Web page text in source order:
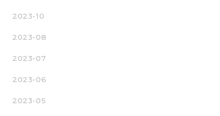
2023-10
2023-08
2023-07
2023-06
2023-05